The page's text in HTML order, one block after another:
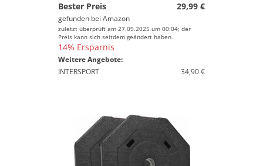
Bester Preis
29,99 €
gefunden bei Amazon
zuletzt überprüft am 27.09.2025 um 00:04; der
Preis kann sich seitdem geändert haben.
14% Ersparnis
Weitere Angebote:
INTERSPORT
34,90 €